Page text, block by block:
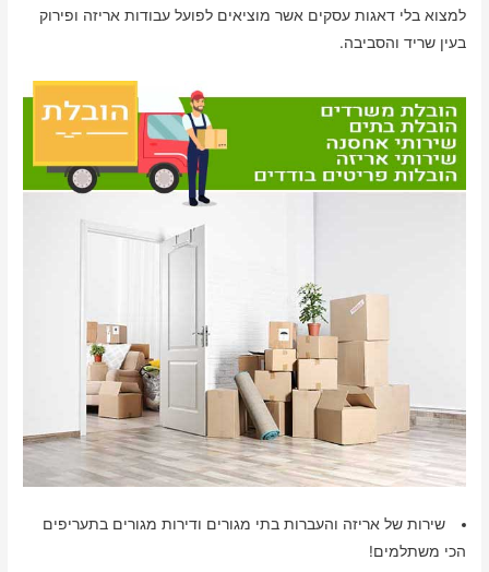
למצוא בלי דאגות עסקים אשר מוציאים לפועל עבודות אריזה ופירוק
בעין שריד והסביבה.
שירות של אריזה והעברות בתי מגורים ודירות מגורים בתעריפים
הכי משתלמים!